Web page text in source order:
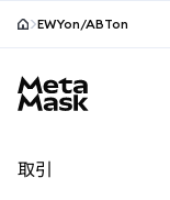
EWYon/ABTon
取引